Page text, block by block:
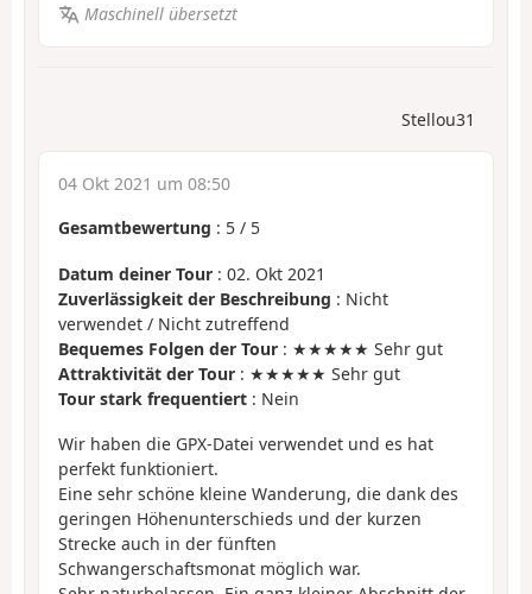
Maschinell übersetzt
Stellou31
04 Okt 2021 um 08:50
Gesamtbewertung : 5 / 5
Datum deiner Tour : 02. Okt 2021
Zuverlässigkeit der Beschreibung : Nicht
verwendet / Nicht zutreffend
Bequemes Folgen der Tour : ★★★★★ Sehr gut
Attraktivität der Tour : ★★★★★ Sehr gut
Tour stark frequentiert : Nein
Wir haben die GPX-Datei verwendet und es hat
perfekt funktioniert.
Eine sehr schöne kleine Wanderung, die dank des
geringen Höhenunterschieds und der kurzen
Strecke auch in der fünften
Schwangerschaftsmonat möglich war.